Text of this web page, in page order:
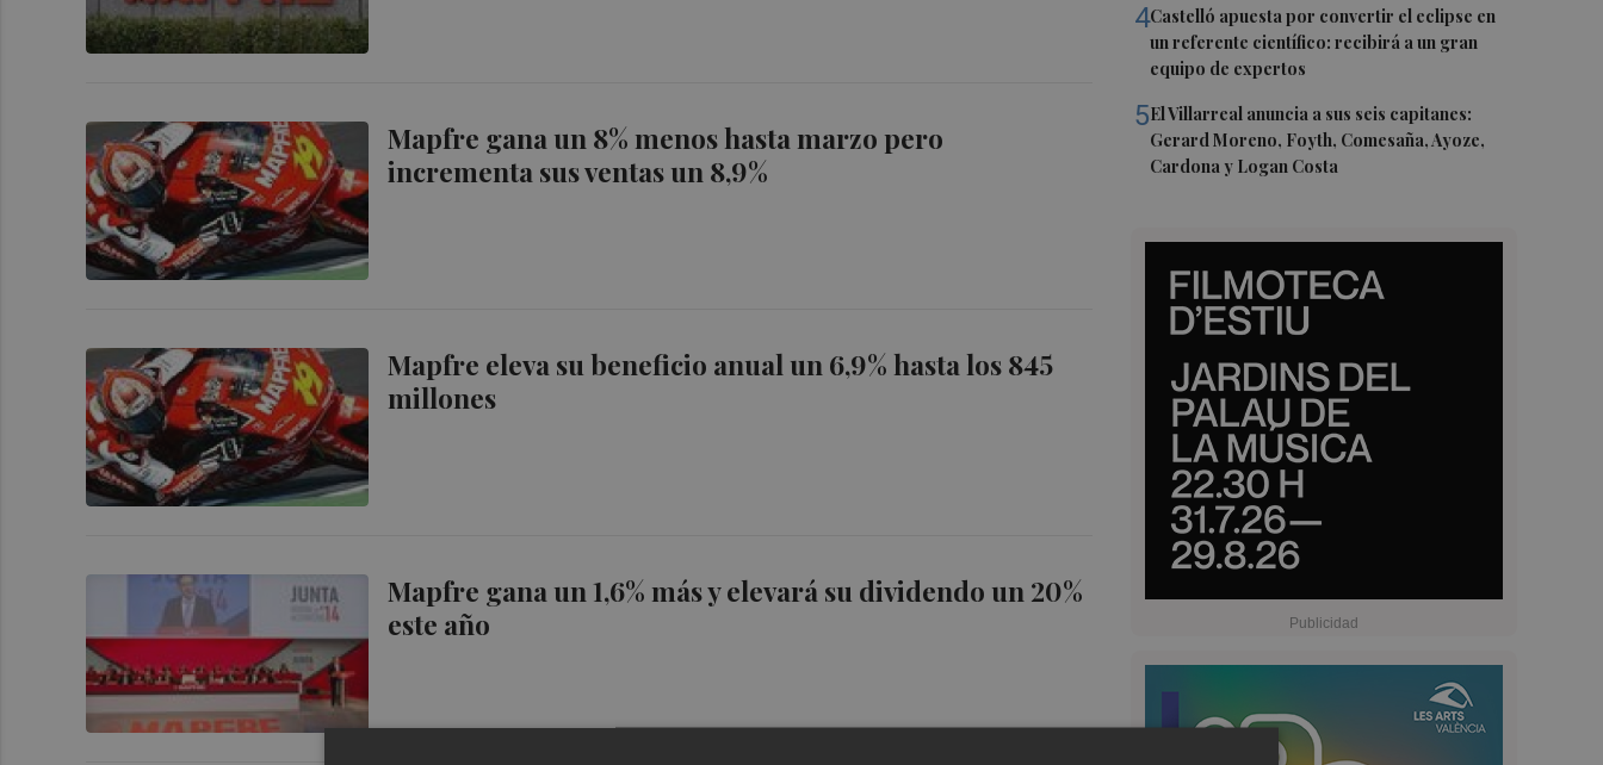
Mapfre gana un 8% menos hasta marzo pero
incrementa sus ventas un 8,9%
Mapfre eleva su beneficio anual un 6,9% hasta los 845
millones
Mapfre gana un 1,6% más y elevará su dividendo un 20%
este año
4Castelló apuesta por convertir el eclipse en
un referente científico: recibirá a un gran
equipo de expertos
5El Villarreal anuncia a sus seis capitanes:
Gerard Moreno, Foyth, Comesaña, Ayoze,
Cardona y Logan Costa